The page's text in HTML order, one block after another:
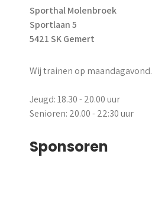
Sporthal Molenbroek
Sportlaan 5
5421 SK Gemert
Wij trainen op maandagavond.
Jeugd: 18.30 - 20.00 uur
Senioren: 20.00 - 22:30 uur
Sponsoren